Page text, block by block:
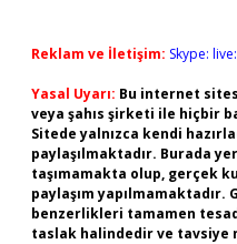
Reklam ve İletişim: Skype:
Yasal Uyarı: Bu internet
veya şahıs şirketi ile hiçbir
Sitede yalnızca kendi
paylaşılmaktadır. Burada
taşımamakta olup, gerçek
paylaşım
benzerlikleri tamamen
taslak halindedir ve tavsiye